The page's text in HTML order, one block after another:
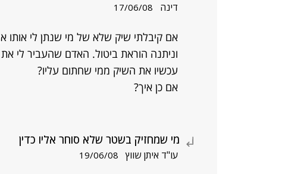
דינה 17/06/08
אם קיבלתי שיק שלא של מי שנתן לי
וניתנה הוראת ביטול. האדם שהעביר לי
עכשיו את השיק ממי שחתום עליו?
אם כן איך?
מי שמחזיק בשטר שלא סוחר אליו כדין
עו"ד איתן שווץ 19/06/08